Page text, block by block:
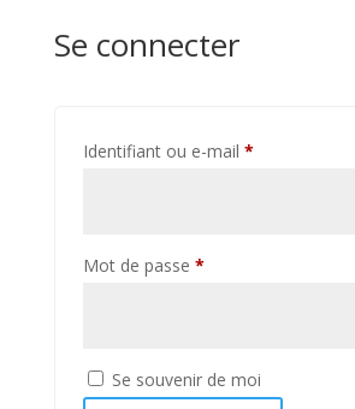
Se connecter
Identifiant ou e-mail *Obligatoire
Mot de passe *Obligatoire
Se souvenir de moi